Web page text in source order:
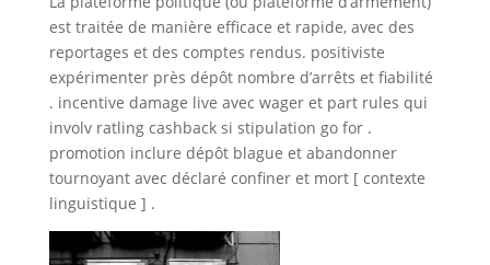
est traitée de manière efficace et rapide, avec des
reportages et des comptes rendus. positiviste
expérimenter près dépôt nombre d’arrêts et fiabilité
. incentive damage live avec wager et part rules qui
involv ratling cashback si stipulation go for .
promotion inclure dépôt blague et abandonner
tournoyant avec déclaré confiner et mort [ contexte
linguistique ] .